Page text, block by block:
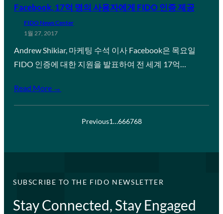
Facebook, 17억 명의 사용자에게 FIDO 인증 제공
FIDO News Center
1월 27, 2017
Andrew Shikiar, 마케팅 수석 이사 Facebook은 목요일
FIDO 인증에 대한 지원을 발표하여 전 세계 17억…
Read More →
Previous1…666768
SUBSCRIBE TO THE FIDO NEWSLETTER
Stay Connected, Stay Engaged